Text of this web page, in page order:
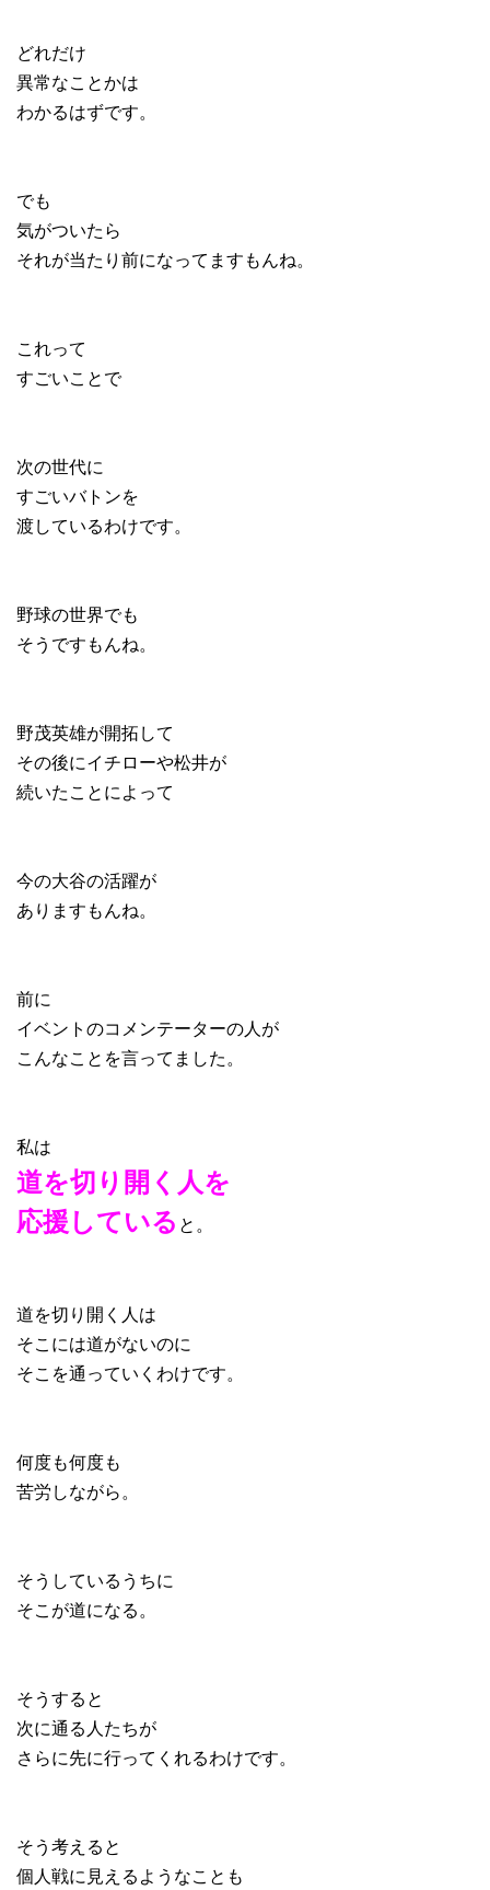
どれだけ
異常なことかは
わかるはずです。
でも
気がついたら
それが当たり前になってますもんね。
これって
すごいことで
次の世代に
すごいバトンを
渡しているわけです。
野球の世界でも
そうですもんね。
野茂英雄が開拓して
その後にイチローや松井が
続いたことによって
今の大谷の活躍が
ありますもんね。
前に
イベントのコメンテーターの人が
こんなことを言ってました。
私は
道を切り開く人を
応援している と。
道を切り開く人は
そこには道がないのに
そこを通っていくわけです。
何度も何度も
苦労しながら。
そうしているうちに
そこが道になる。
そうすると
次に通る人たちが
さらに先に行ってくれるわけです。
そう考えると
個人戦に見えるようなことも